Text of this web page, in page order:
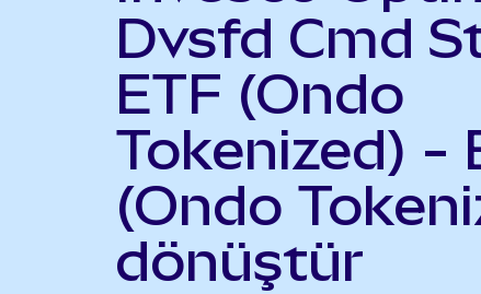
Dvsfd Cmd
ETF (Ondo
Tokenized) -
(Ondo
dönüştür